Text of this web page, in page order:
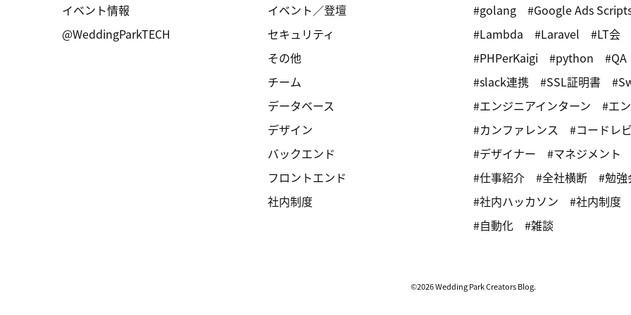
イベント／登壇
セキュリティ
その他
チーム
データベース
デザイン
バックエンド
フロントエンド
社内制度
golang
Google Ads
Lambda
Laravel
LT会
PHPerKaigi
python
QA
slack連携
SSL証明書
エンジニアインターン
エ
カンファレンス
コードレ
デザイナー
マネジメント
仕事紹介
全社横断
勉強
社内ハッカソン
社内制度
自動化
雑談
イベント情報
@WeddingParkTECH
©2026 Wedding Park Creators Blog.